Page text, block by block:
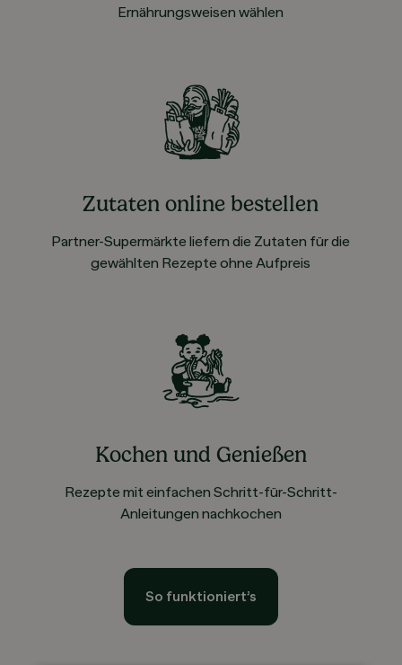
Ernährungsweisen wählen
Zutaten online bestellen
Partner-Supermärkte liefern die Zutaten für die
gewählten Rezepte ohne Aufpreis
Kochen und Genießen
Rezepte mit einfachen Schritt-für-Schritt-
Anleitungen nachkochen
So funktioniert’s